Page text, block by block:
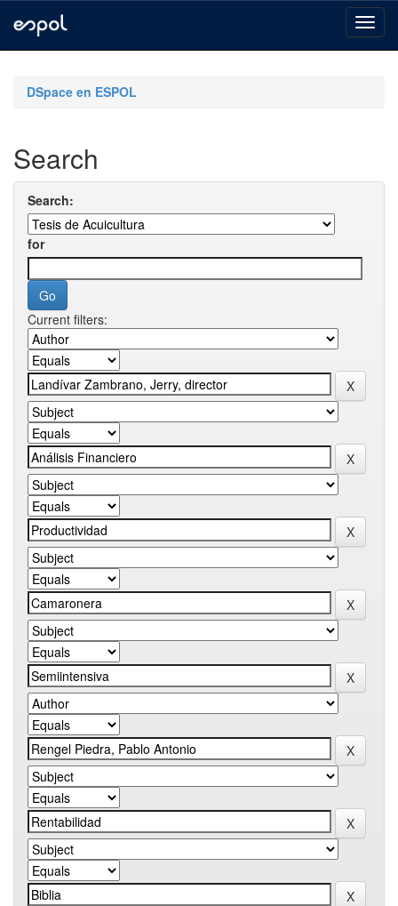
navigationDSpace en ESPOL
Search
Search:
for
Current filters: